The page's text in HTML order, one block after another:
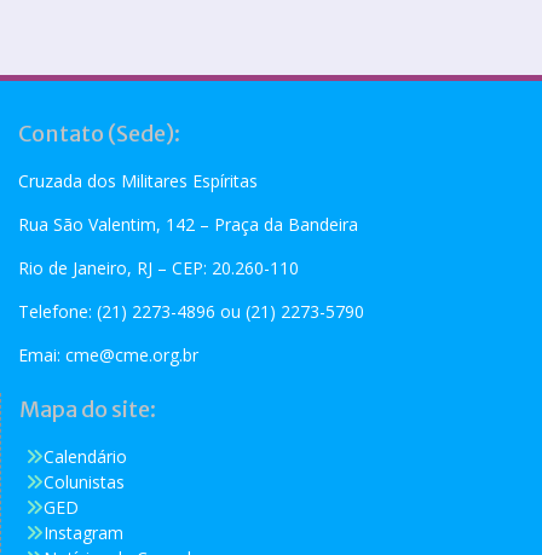
Contato (Sede):
Cruzada dos Militares Espíritas
Rua São Valentim, 142 – Praça da Bandeira
Rio de Janeiro, RJ – CEP: 20.260-110
Telefone: (21) 2273-4896 ou (21) 2273-5790
Emai: cme@cme.org.br
Mapa do site:
Calendário
Colunistas
GED
Instagram